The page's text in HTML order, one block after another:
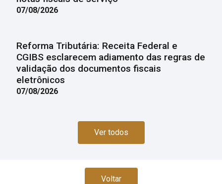
07/08/2026
Reforma Tributária: Receita Federal e
CGIBS esclarecem adiamento das regras de
validação dos documentos fiscais
eletrônicos
07/08/2026
Ver todos
Voltar